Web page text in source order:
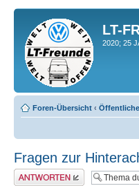
LT-
2020; 25
Foren-Übersicht ‹
Fragen zur
Antwort erstellen